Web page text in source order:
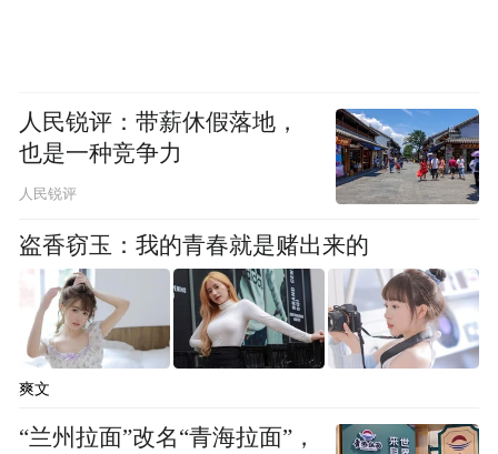
Notice: The content above (including the videos,
pictures and audios if any) is uploaded and posted
by the user of Dafeng Hao, which is a social media
platform and merely provides information storage
space services.”
人民锐评：带薪休假落地，
也是一种竞争力
人民锐评
盗香窃玉：我的青春就是赌出来的
爽文
“兰州拉面”改名“青海拉面”，